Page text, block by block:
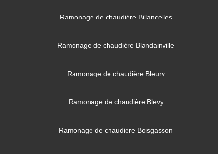
Ramonage de chaudière Billancelles
Ramonage de chaudière Blandainville
Ramonage de chaudière Bleury
Ramonage de chaudière Blevy
Ramonage de chaudière Boisgasson